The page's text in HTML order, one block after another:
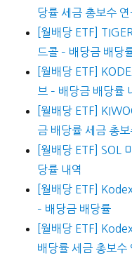
당률 세금 총보수 연
[월배당 ETF]
드콜 – 배당금 배당
[월배당 ETF]
브 – 배당금 배당률
[월배당 ETF]
금 배당률 세금 총
[월배당 ETF] SOL
당률 내역
[월배당 ETF]
– 배당금 배당률
[월배당 ETF]
배당률 세금 총보수